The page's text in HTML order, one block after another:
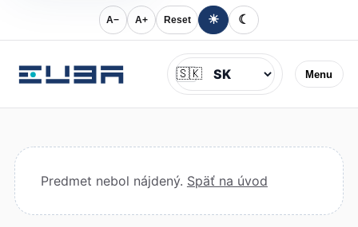
A− A+ Reset ☀ ☾
Menu
Jazyk
🇸🇰
Predmet nebol nájdený. Späť na úvod